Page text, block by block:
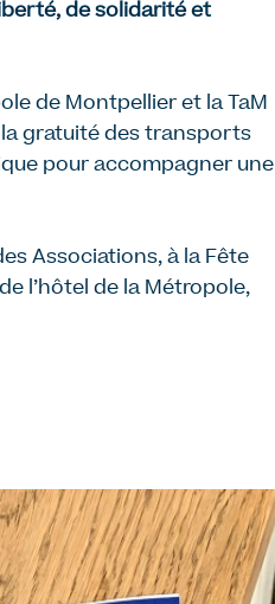
de solidarité et
de Montpellier et la TaM
gratuité des transports
pour accompagner une
Associations, à la Fête
l’hôtel de la Métropole,